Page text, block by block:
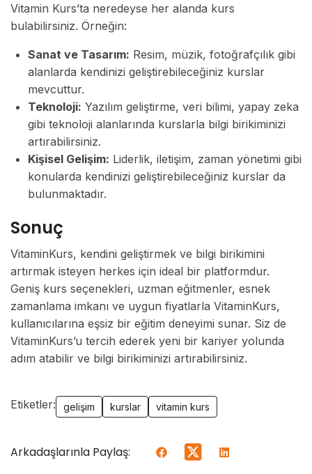
Vitamin Kurs’ta neredeyse her alanda kurs
bulabilirsiniz. Örneğin:
Sanat ve Tasarım: Resim, müzik, fotoğrafçılık gibi
alanlarda kendinizi geliştirebileceğiniz kurslar
mevcuttur.
Teknoloji: Yazılım geliştirme, veri bilimi, yapay zeka
gibi teknoloji alanlarında kurslarla bilgi birikiminizi
artırabilirsiniz.
Kişisel Gelişim: Liderlik, iletişim, zaman yönetimi gibi
konularda kendinizi geliştirebileceğiniz kurslar da
bulunmaktadır.
Sonuç
VitaminKurs, kendini geliştirmek ve bilgi birikimini
artırmak isteyen herkes için ideal bir platformdur.
Geniş kurs seçenekleri, uzman eğitmenler, esnek
zamanlama imkanı ve uygun fiyatlarla VitaminKurs,
kullanıcılarına eşsiz bir eğitim deneyimi sunar. Siz de
VitaminKurs’u tercih ederek yeni bir kariyer yolunda
adım atabilir ve bilgi birikiminizi artırabilirsiniz.
Etiketler: gelişim kurslar vitamin kurs
Arkadaşlarınla Paylaş: